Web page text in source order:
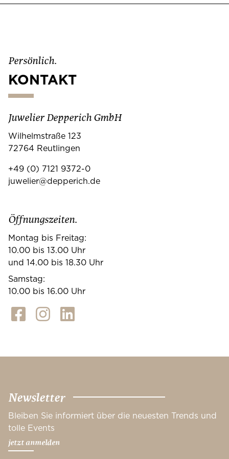
Persönlich.
KONTAKT
Juwelier Depperich GmbH
Wilhelmstraße 123
72764 Reutlingen
+49 (0) 7121 9372-0
juwelier@depperich.de
Öffnungszeiten.
Montag bis Freitag:
10.00 bis 13.00 Uhr
und 14.00 bis 18.30 Uhr
Samstag:
10.00 bis 16.00 Uhr
Newsletter
Bleiben Sie informiert über die neuesten Trends und
tolle Events
jetzt anmelden